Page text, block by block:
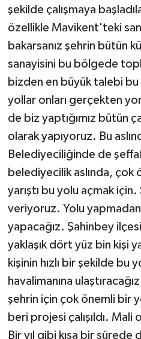
şekilde çalışmaya
özellikle Mavikent'teki
bakarsanız şehrin bütün
sanayisini bu bölgede
bizden en büyük talebi bu
yollar onları gerçekten
de biz yaptığımız bütün
olarak yapıyoruz. Bu
Belediyeciliğinde de
belediyecilik aslında,
yarıştı bu yolu açmak için.
veriyoruz. Yolu
yapacağız. Şahinbey
yaklaşık dört yüz bin kişi
kişinin hızlı bir şekilde bu
havalimanına
şehrin için çok önemli bir
beri projesi çalışıldı. Mali
Bir yıl gibi kısa bir sürede